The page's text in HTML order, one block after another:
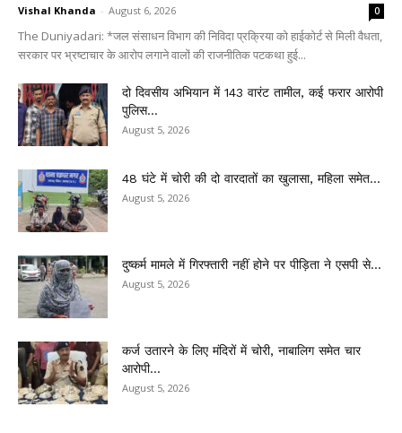
Vishal Khanda - August 6, 2026 0
The Duniyadari: *जल संसाधन विभाग की निविदा प्रक्रिया को हाईकोर्ट से मिली वैधता,
सरकार पर भ्रष्टाचार के आरोप लगाने वालों की राजनीतिक पटकथा हुई...
दो दिवसीय अभियान में 143 वारंट तामील, कई फरार आरोपी
पुलिस...
August 5, 2026
48 घंटे में चोरी की दो वारदातों का खुलासा, महिला समेत...
August 5, 2026
दुष्कर्म मामले में गिरफ्तारी नहीं होने पर पीड़िता ने एसपी से...
August 5, 2026
कर्ज उतारने के लिए मंदिरों में चोरी, नाबालिग समेत चार
आरोपी...
August 5, 2026